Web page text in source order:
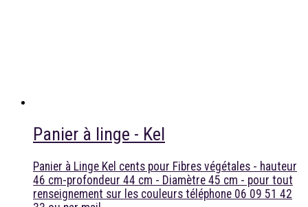
Panier à linge - Kel
Panier à Linge Kel cents pour Fibres végétales - hauteur
46 cm-profondeur 44 cm - Diamètre 45 cm - pour tout
renseignement sur les couleurs téléphone 06 09 51 42